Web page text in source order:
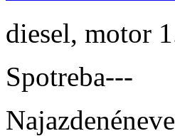
diesel, motor
Spotreba---
Najazdené